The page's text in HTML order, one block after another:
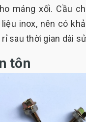
máng xối. Cầu
liệu inox, nên có
sau thời gian dài
tôn